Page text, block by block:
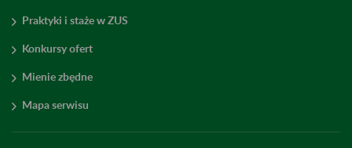
Praktyki i staże w ZUS
Konkursy ofert
Mienie zbędne
Mapa serwisu